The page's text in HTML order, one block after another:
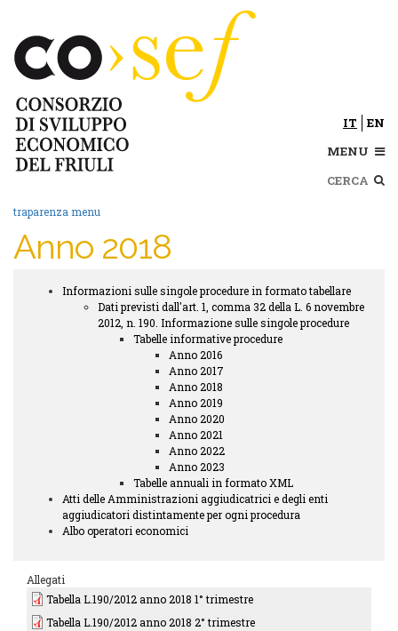
contenuto
principale
IT
EN
MENU
traparenza menu
Anno 2018
Trasparenza
Informazioni sulle singole procedure in formato tabellare
Dati previsti dall'art. 1, comma 32 della L. 6 novembre
2012, n. 190. Informazione sulle singole procedure
Tabelle informative procedure
Anno 2016
Anno 2017
Anno 2018
Anno 2019
Anno 2020
Anno 2021
Anno 2022
Anno 2023
Tabelle annuali in formato XML
Atti delle Amministrazioni aggiudicatrici e degli enti
aggiudicatori distintamente per ogni procedura
Albo operatori economici
Allegati
Tabella L.190/2012 anno 2018 1° trimestre
Tabella L.190/2012 anno 2018 2° trimestre